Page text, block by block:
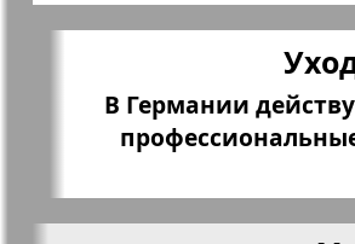
Наш Иерусалим
В Германии